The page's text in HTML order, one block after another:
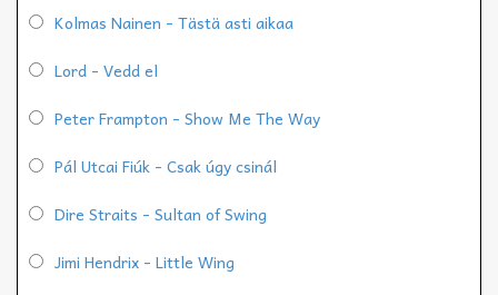
Kolmas Nainen - Tästä asti aikaa
Lord - Vedd el
Peter Frampton - Show Me The Way
Pál Utcai Fiúk - Csak úgy csinál
Dire Straits - Sultan of Swing
Jimi Hendrix - Little Wing